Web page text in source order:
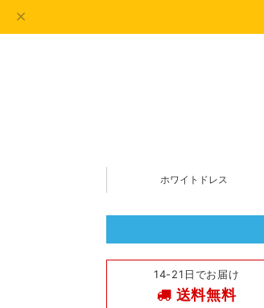
ホワイトドレス
14-21日でお届け
送料無料